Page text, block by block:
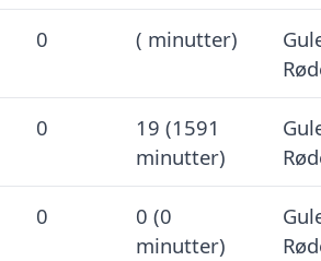
0 ( minutter)
0
19 (1591
minutter)
0
0 (0
minutter)